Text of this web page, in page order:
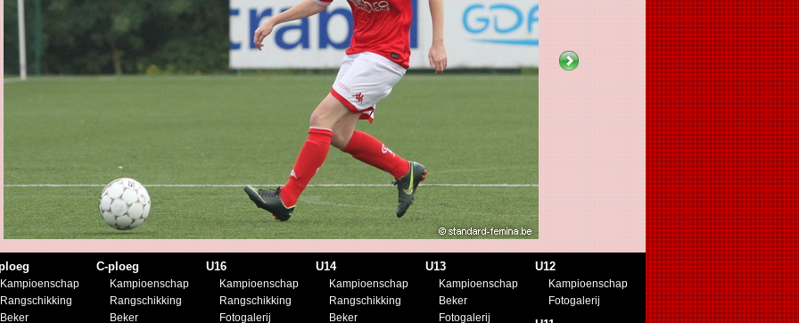
Kampioenschap
Rangschikking
Beker
C-ploeg
Kampioenschap
Rangschikking
Beker
U16
Kampioenschap
Rangschikking
Fotogalerij
U14
Kampioenschap
Rangschikking
Beker
U13
Kampioenschap
Beker
Fotogalerij
U12
Kampioenschap
Fotogalerij